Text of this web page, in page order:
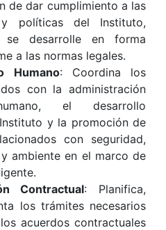
de dar cumplimiento a las
políticas del Instituto,
se desarrolle en forma
a las normas legales.
Humano: Coordina los
con la administración
el desarrollo
y la promoción de
con seguridad,
ambiente en el marco de
Contractual: Planifica,
los trámites necesarios
acuerdos contractuales